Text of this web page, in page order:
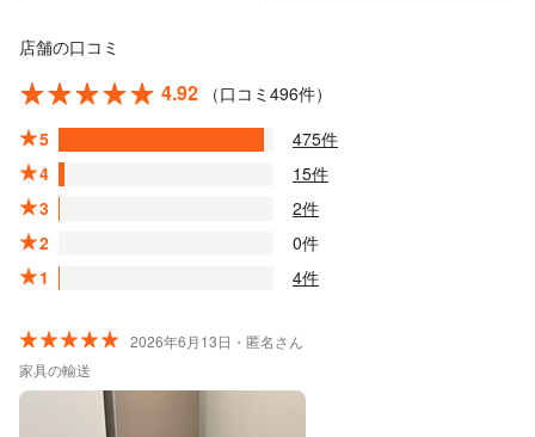
店舗の口コミ
4.92
（口コミ496件）
5
475件
4
15件
3
2件
2
0件
1
4件
2026年6月13日・匿名さん
家具の輸送